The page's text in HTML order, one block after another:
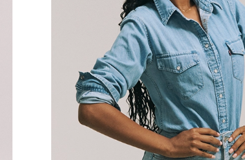
501 hombre